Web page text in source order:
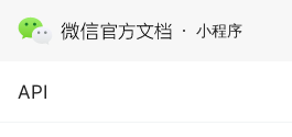
小程序
API
API